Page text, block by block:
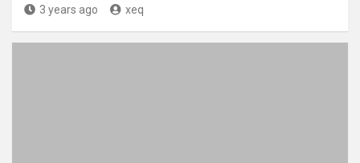
3 years ago xeq